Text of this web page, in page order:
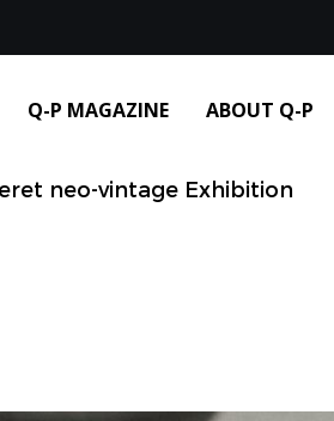
Q-P MAGAZINE ABOUT Q-P
neo-vintage Exhibition